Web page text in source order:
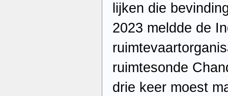
lijken die
2023 meldde de
ruimtesonde
drie keer moest